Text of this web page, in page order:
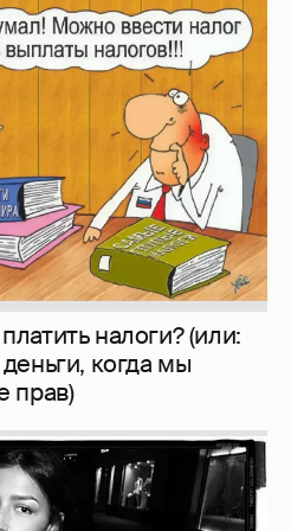
налоги? (или:
когда мы
187